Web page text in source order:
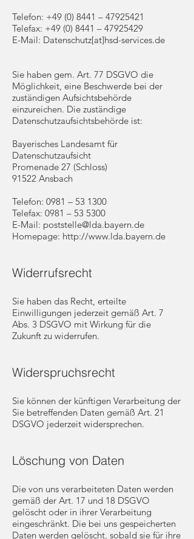
Telefon: +49 (0) 8441 – 47925421
Telefax: +49 (0) 8441 – 47925429
E-Mail: Datenschutz[at]hsd-services.de
Sie haben gem. Art. 77 DSGVO die
Möglichkeit, eine Beschwerde bei der
zuständigen Aufsichtsbehörde
einzureichen. Die zuständige
Datenschutzaufsichtsbehörde ist:
Bayerisches Landesamt für
Datenschutzaufsicht
Promenade 27 (Schloss)
91522 Ansbach
Telefon: 0981 – 53 1300
Telefax: 0981 – 53 5300
E-Mail: poststelle@lda.bayern.de
Homepage: http://www.lda.bayern.de
Widerrufsrecht
Sie haben das Recht, erteilte
Einwilligungen jederzeit gemäß Art. 7
Abs. 3 DSGVO mit Wirkung für die
Zukunft zu widerrufen.
Widerspruchsrecht
Sie können der künftigen Verarbeitung der
Sie betreffenden Daten gemäß Art. 21
DSGVO jederzeit widersprechen.
Löschung von Daten
Die von uns verarbeiteten Daten werden
gemäß der Art. 17 und 18 DSGVO
gelöscht oder in ihrer Verarbeitung
eingeschränkt. Die bei uns gespeicherten
Daten werden gelöscht, sobald sie für ihre